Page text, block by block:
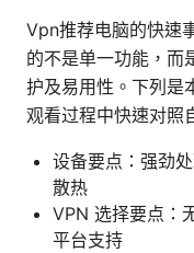
Vpn推荐电脑的快速
的不是单一功能，而
护及易用性。下列是
观看过程中快速对照
设备要点：强劲
散热
VPN 选择要点：
平台支持